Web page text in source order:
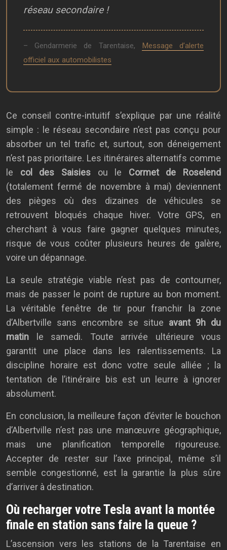
réseau secondaire !
– Gendarmerie de Tarentaise,
Message d’alerte
officiel aux automobilistes
Ce conseil contre-intuitif s’explique par une réalité
simple : le réseau secondaire n’est pas conçu pour
absorber un tel trafic et, surtout, son déneigement
n’est pas prioritaire. Les itinéraires alternatifs comme
le col des Saisiesou le Cormet de Roselend
(totalement fermé de novembre à mai) deviennent
des pièges où des dizaines de véhicules se
retrouvent bloqués chaque hiver. Votre GPS, en
cherchant à vous faire gagner quelques minutes,
risque de vous coûter plusieurs heures de galère,
voire un dépannage.
La seule stratégie viable n’est pas de contourner,
mais de passer le point de rupture au bon moment.
La véritable fenêtre de tir pour franchir la zone
d’Albertville sans encombre se situe avant 9h du
matin le samedi. Toute arrivée ultérieure vous
garantit une place dans les ralentissements. La
discipline horaire est donc votre seule alliée ; la
tentation de l’itinéraire bis est un leurre à ignorer
absolument.
En conclusion, la meilleure façon d’éviter le bouchon
d’Albertville n’est pas une manœuvre géographique,
mais une planification temporelle rigoureuse.
Accepter de rester sur l’axe principal, même s’il
semble congestionné, est la garantie la plus sûre
d’arriver à destination.
Où recharger votre Tesla avant la montée
finale en station sans faire la queue ?
L’ascension vers les stations de la Tarentaise en